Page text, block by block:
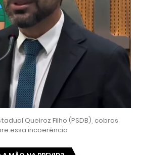
Queiroz Filho (PSDB), cobras
essa incoerência